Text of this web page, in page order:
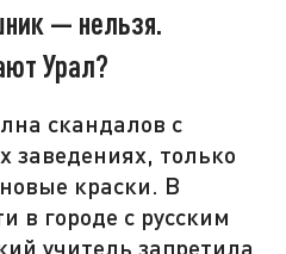
— нельзя.
Урал?
скандалов с
заведениях, только
краски. В
в городе с русским
учитель запретила